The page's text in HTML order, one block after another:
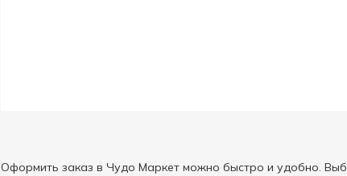
Оформить заказ в Чудо Маркет можно быстро и удобно.